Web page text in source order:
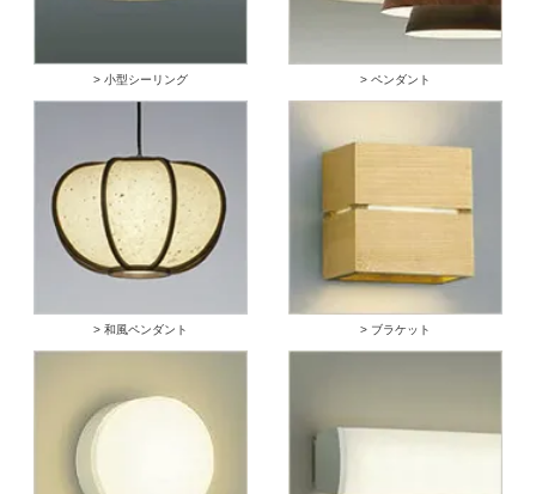
> 小型シーリング > ペンダント
> 和風ペンダント > ブラケット